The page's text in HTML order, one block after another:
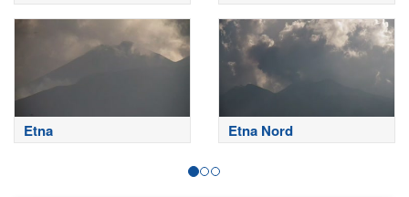
sommitaux
Etna Etna Nord